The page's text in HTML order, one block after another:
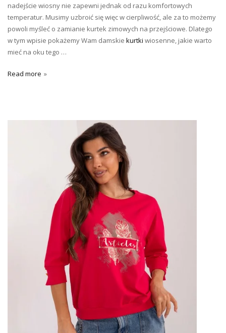
nadejście wiosny nie zapewni jednak od razu komfortowych
temperatur. Musimy uzbroić się więc w cierpliwość, ale za to możemy
powoli myśleć o zamianie kurtek zimowych na przejściowe. Dlatego
w tym wpisie pokażemy Wam damskie kurtki wiosenne, jakie warto
mieć na oku tego …
Read more